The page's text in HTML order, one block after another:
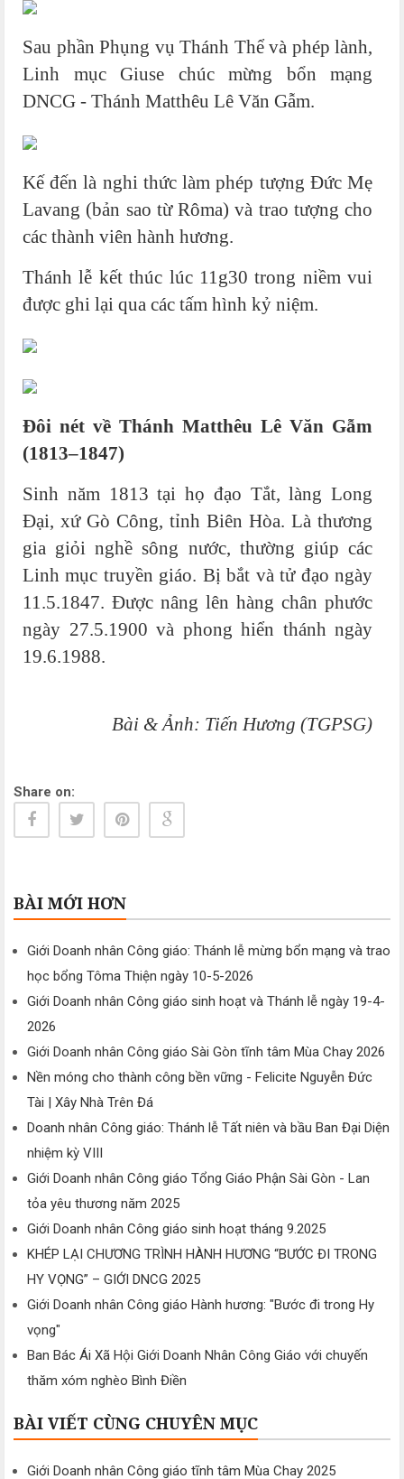
Sau phần Phụng vụ Thánh Thể và phép lành,
Linh mục Giuse chúc mừng bổn mạng
DNCG - Thánh Matthêu Lê Văn Gẫm.
Kế đến là nghi thức làm phép tượng Đức Mẹ
Lavang (bản sao từ Rôma) và trao tượng cho
các thành viên hành hương.
Thánh lễ kết thúc lúc 11g30 trong niềm vui
được ghi lại qua các tấm hình kỷ niệm.
Đôi nét về Thánh Matthêu Lê Văn Gẫm
(1813–1847)
Sinh năm 1813 tại họ đạo Tắt, làng Long
Đại, xứ Gò Công, tỉnh Biên Hòa. Là thương
gia giỏi nghề sông nước, thường giúp các
Linh mục truyền giáo. Bị bắt và tử đạo ngày
11.5.1847. Được nâng lên hàng chân phước
ngày 27.5.1900 và phong hiển thánh ngày
19.6.1988.
Bài & Ảnh: Tiến Hương (TGPSG)
Share on:
BÀI MỚI HƠN
Giới Doanh nhân Công giáo: Thánh lễ mừng bổn mạng và trao
học bổng Tôma Thiện ngày 10-5-2026
Giới Doanh nhân Công giáo sinh hoạt và Thánh lễ ngày 19-4-
2026
Giới Doanh nhân Công giáo Sài Gòn tĩnh tâm Mùa Chay 2026
Nền móng cho thành công bền vững - Felicite Nguyễn Đức
Tài | Xây Nhà Trên Đá
Doanh nhân Công giáo: Thánh lễ Tất niên và bầu Ban Đại Diện
nhiệm kỳ VIII
Giới Doanh nhân Công giáo Tổng Giáo Phận Sài Gòn - Lan
tỏa yêu thương năm 2025
Giới Doanh nhân Công giáo sinh hoạt tháng 9.2025
KHÉP LẠI CHƯƠNG TRÌNH HÀNH HƯƠNG “BƯỚC ĐI TRONG
HY VỌNG” – GIỚI DNCG 2025
Giới Doanh nhân Công giáo Hành hương: "Bước đi trong Hy
vọng"
Ban Bác Ái Xã Hội Giới Doanh Nhân Công Giáo với chuyến
thăm xóm nghèo Bình Điền
BÀI VIẾT CÙNG CHUYÊN MỤC
Giới Doanh nhân Công giáo tĩnh tâm Mùa Chay 2025